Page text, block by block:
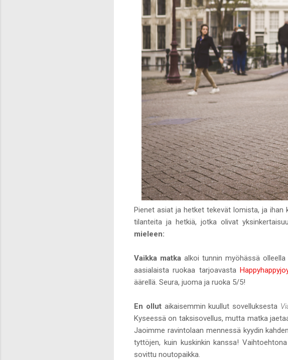
Pienet asiat ja hetket tekevät lomista, ja ihan
tilanteita ja hetkiä, jotka olivat
mieleen:
Vaikka matka alkoi tunnin myöhässä
aasialaista ruokaa tarjoavasta
äärellä. Seura, juoma ja ruoka 5/5!
En ollutaikaisemmin kuullut sovelluksesta
Kyseessä on taksisovellus, mutta matka
Jaoimme ravintolaan mennessä kyydin
tyttöjen, kuin kuskinkin kanssa!
sovittu noutopaikka.